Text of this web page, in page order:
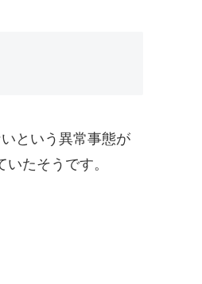
という異常事態が
たそうです。